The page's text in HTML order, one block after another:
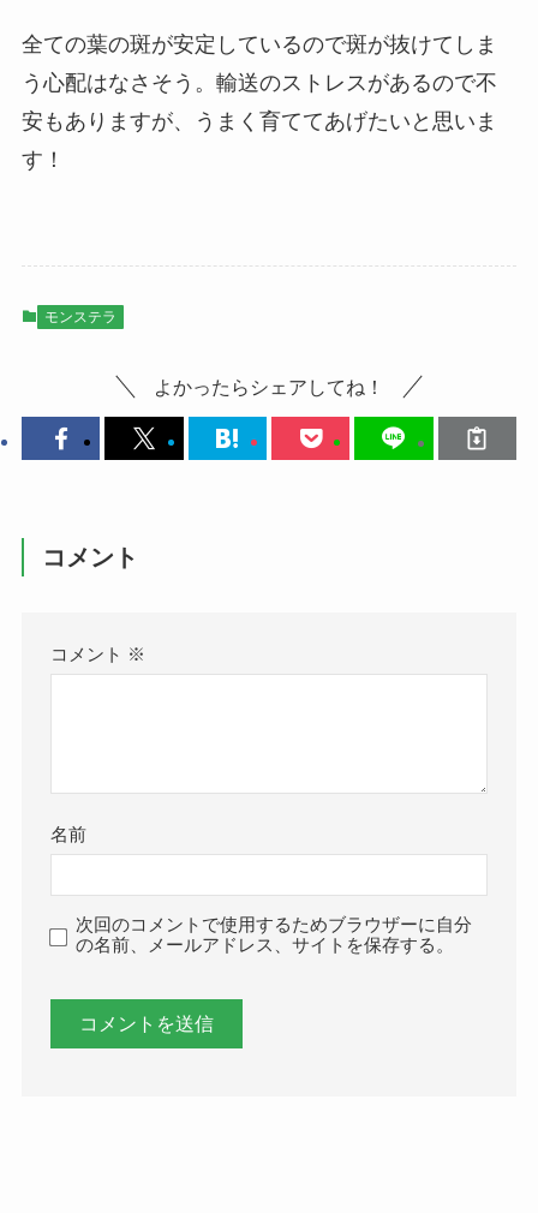
全ての葉の斑が安定しているので斑が抜けてしま
う心配はなさそう。輸送のストレスがあるので不
安もありますが、うまく育ててあげたいと思いま
す！
モンステラ
よかったらシェアしてね！
コメント
コメント ※
名前
次回のコメントで使用するためブラウザーに自分
の名前、メールアドレス、サイトを保存する。